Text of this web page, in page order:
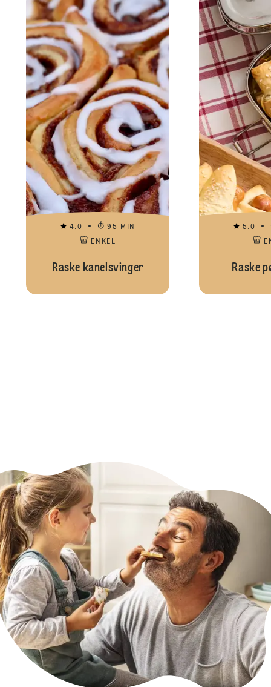
4.0
95 MIN
ENKEL
Raske kanelsvinger
5.0
Raske